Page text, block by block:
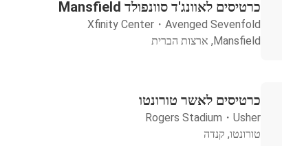
כרטיסים לאוונג'ד סוונפולד Mansfield
Avenged Sevenfold
・
Xfinity Center
Mansfield, ארצות הברית
כרטיסים לאשר טורונטו
Usher
・
Rogers Stadium
טורונטו, קנדה